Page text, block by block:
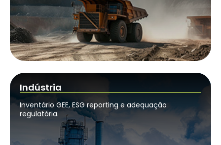
Indústria
Inventário GEE, ESG reporting e adequação
regulatória.